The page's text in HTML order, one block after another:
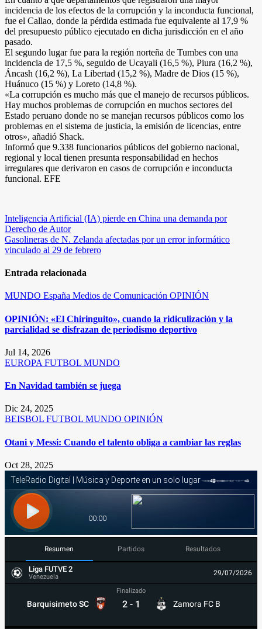
incidencia de los efectos de la corrupción y la inconducta funcional,
fue el Callao, donde la pérdida estimada fue equivalente al 17,9 %
del presupuesto público ejecutado en dicha jurisdicción en el año
pasado.
El segundo lugar fue para la región norteña de Tumbes con una
incidencia de 17,5 %, seguido de Ucayali (16,5 %), Piura (16,2 %),
Áncash (16,2 %), La Libertad (15,2 %), Madre de Dios (15 %),
Huánuco (15 %) y Loreto (14,8 %).
«La corrupción es mucho más que el manejo de recursos públicos.
Hay muchos problemas de corrupción en muchos sectores del
Estado peruano donde no se manejan recursos públicos como los
problemas en el sistema de justicia, la emisión de licencias, entre
otros», añadió Shack.
Informó que 9.338 funcionarios públicos del gobierno nacional,
regional y local tienen presunta responsabilidad en hechos
irregulares que derivaron en casos de corrupción e inconducta
funcional. EFE
Navegación
de
entradas
Inteligencia Artificial (IA) pierde en China una demanda por
Derecho de Autor
Gasolineras de N. Zelanda afectadas por un error informático
vinculado al 29 de febrero
Entrada relacionada
MUNDO España Medios de Comunicación OPINIÓN
OPINIÓN: «El Chiringuito», cuando la ridiculización y la
parcialidad se disfrazan de periodismo deportivo
Jul 14, 2026
EUROPA FUTBOL MUNDO
En Navidad también se juega
Dic 24, 2025
BEISBOL FUTBOL MUNDO OPINIÓN
Otani y Messi: Cuando el talento obliga a cambiar las reglas
Oct 28, 2025
Resumen Partidos Resultados
Liga FUTVE 2
Venezuela 29/07/2026
Barquisimeto SC
Finalizado
2 - 1 Zamora FC B